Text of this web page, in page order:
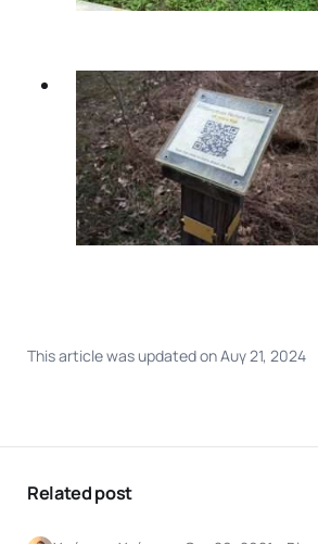
This article was updated onΑυγ 21, 2024
Related post